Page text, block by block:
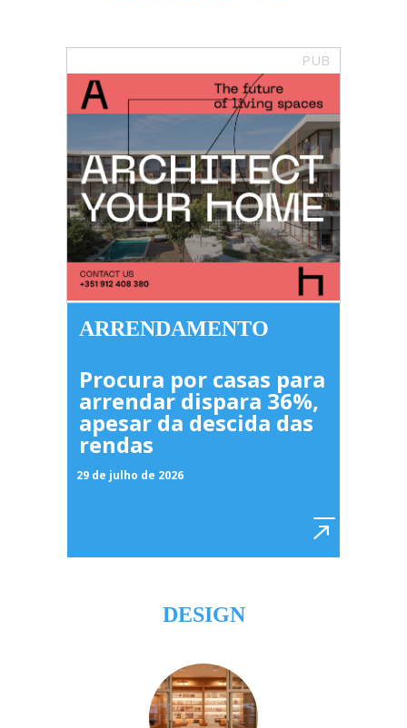
PUB
ARRENDAMENTO
Procura por casas para
arrendar dispara 36%,
apesar da descida das
rendas
29 de julho de 2026
DESIGN